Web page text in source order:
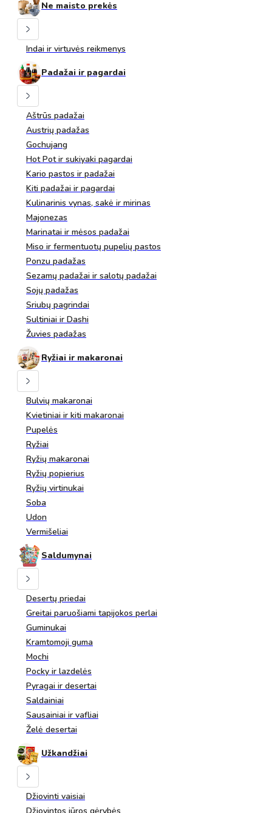
Ne maisto prekės
Indai ir virtuvės reikmenys
Padažai ir pagardai
Aštrūs padažai
Austrių padažas
Gochujang
Hot Pot ir sukiyaki pagardai
Kario pastos ir padažai
Kiti padažai ir pagardai
Kulinarinis vynas, sakė ir mirinas
Majonezas
Marinatai ir mėsos padažai
Miso ir fermentuotų pupelių pastos
Ponzu padažas
Sezamų padažai ir salotų padažai
Sojų padažas
Sriubų pagrindai
Sultiniai ir Dashi
Žuvies padažas
Ryžiai ir makaronai
Bulvių makaronai
Kvietiniai ir kiti makaronai
Pupelės
Ryžiai
Ryžių makaronai
Ryžių popierius
Ryžių virtinukai
Soba
Udon
Vermišeliai
Saldumynai
Desertų priedai
Greitai paruošiami tapijokos perlai
Guminukai
Kramtomoji guma
Mochi
Pocky ir lazdelės
Pyragai ir desertai
Saldainiai
Sausainiai ir vafliai
Želė desertai
Užkandžiai
Džiovinti vaisiai